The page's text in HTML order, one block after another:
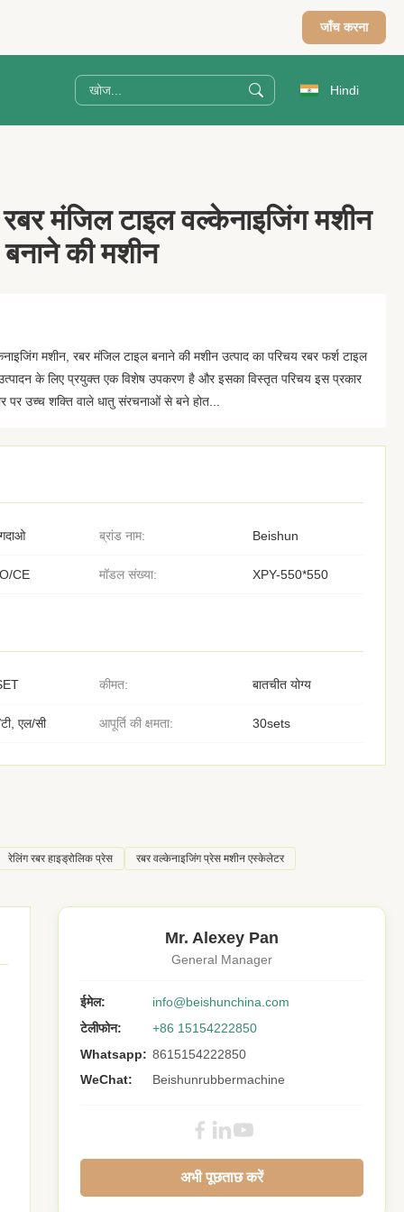
जाँच करना
Hindi
मंजिल टाइल वल्केनाइजिंग मशीन
की मशीन
मशीन, रबर मंजिल टाइल बनाने की मशीन उत्पाद का परिचय रबर फर्श टाइल
के लिए प्रयुक्त एक विशेष उपकरण है और इसका विस्तृत परिचय इस प्रकार
उच्च शक्ति वाले धातु संरचनाओं से बने होत...
ब्रांड नाम: Beishun
CE मॉडल संख्या: XPY-550*550
कीमत: बातचीत योग्य
एल/सी आपूर्ति की क्षमता: 30sets
रेलिंग रबर हाइड्रोलिक प्रेस रबर वल्केनाइजिंग प्रेस मशीन एस्केलेटर
Mr. Alexey Pan
General Manager
ईमेल:
info@beishunchina.com
टेलीफोन:
+86 15154222850
Whatsapp: 8615154222850
WeChat:
Beishunrubbermachine
अभी पूछताछ करें